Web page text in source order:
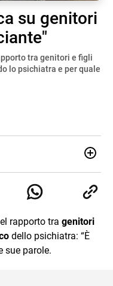
su genitori
tra genitori e figli
lo psichiatra e per quale
la scrittura in un lavoro, e
è il mio pane
rapporto tra genitori
dello psichiatra: “È
sue parole.